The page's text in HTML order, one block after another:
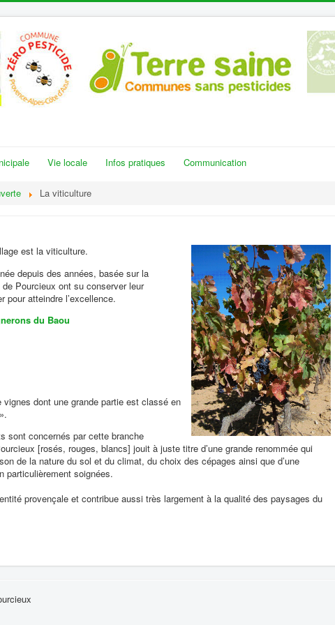
Vie locale Infos pratiques Communication
La viticulture
est la viticulture.
depuis des années, basée sur la
Pourcieux ont su conserver leur
pour atteindre l’excellence.
du Baou
dont une grande partie est classé en
sont concernés par cette branche
[rosés, rouges, blancs] jouit à juste titre d’une grande renommée qui
de la nature du sol et du climat, du choix des cépages ainsi que d’une
particulièrement soignées.
provençale et contribue aussi très largement à la qualité des paysages du